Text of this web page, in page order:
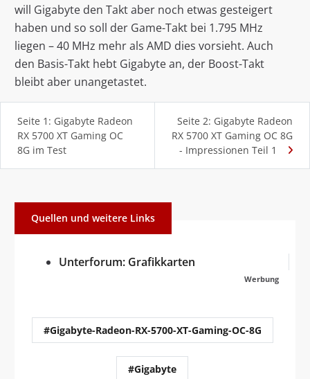
will Gigabyte den Takt aber noch etwas gesteigert
haben und so soll der Game-Takt bei 1.795 MHz
liegen – 40 MHz mehr als AMD dies vorsieht. Auch
den Basis-Takt hebt Gigabyte an, der Boost-Takt
bleibt aber unangetastet.
Seite 1: Gigabyte Radeon
RX 5700 XT Gaming OC
8G im Test
Seite 2: Gigabyte Radeon
RX 5700 XT Gaming OC 8G
- Impressionen Teil 1
Quellen und weitere Links
Unterforum: Grafikkarten
Werbung
#Gigabyte-Radeon-RX-5700-XT-Gaming-OC-8G
#Gigabyte